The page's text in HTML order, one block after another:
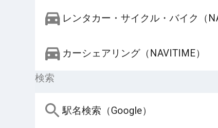
レンタカー・サイクル・バイク（
カーシェアリング（NAVITIME）
検索
駅名検索（Google）